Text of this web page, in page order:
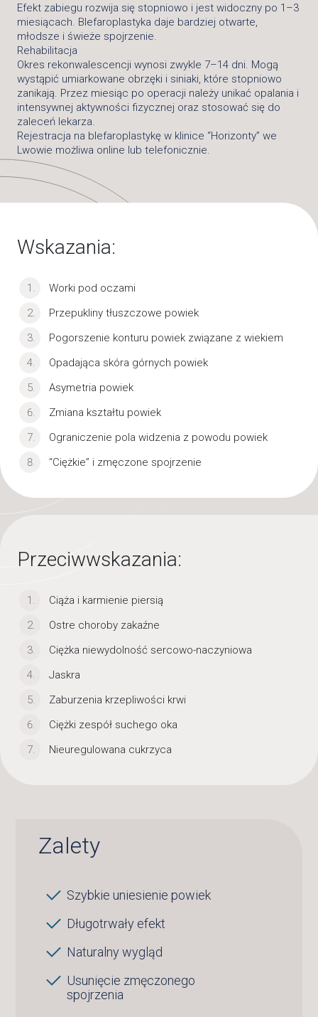
Efekt zabiegu rozwija się stopniowo i jest widoczny po 1–3
miesiącach. Blefaroplastyka daje bardziej otwarte,
młodsze i świeże spojrzenie.
Rehabilitacja
Okres rekonwalescencji wynosi zwykle 7–14 dni. Mogą
wystąpić umiarkowane obrzęki i siniaki, które stopniowo
zanikają. Przez miesiąc po operacji należy unikać opalania i
intensywnej aktywności fizycznej oraz stosować się do
zaleceń lekarza.
Rejestracja na blefaroplastykę w klinice “Horizonty” we
Lwowie możliwa online lub telefonicznie.
Wskazania:
Worki pod oczami
Przepukliny tłuszczowe powiek
Pogorszenie konturu powiek związane z wiekiem
Opadająca skóra górnych powiek
Asymetria powiek
Zmiana kształtu powiek
Ograniczenie pola widzenia z powodu powiek
“Ciężkie” i zmęczone spojrzenie
Przeciwwskazania:
Ciąża i karmienie piersią
Ostre choroby zakaźne
Ciężka niewydolność sercowo-naczyniowa
Jaskra
Zaburzenia krzepliwości krwi
Ciężki zespół suchego oka
Nieuregulowana cukrzyca
Zalety
Szybkie uniesienie powiek
Długotrwały efekt
Naturalny wygląd
Usunięcie zmęczonego
spojrzenia